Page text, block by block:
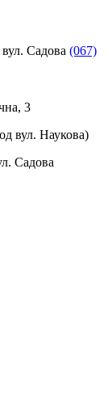
Садова (067)
3
вул. Наукова)
Садова